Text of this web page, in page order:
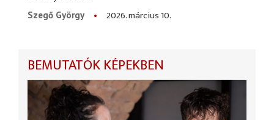
Szegő György
2026. március 10.
BEMUTATÓK KÉPEKBEN